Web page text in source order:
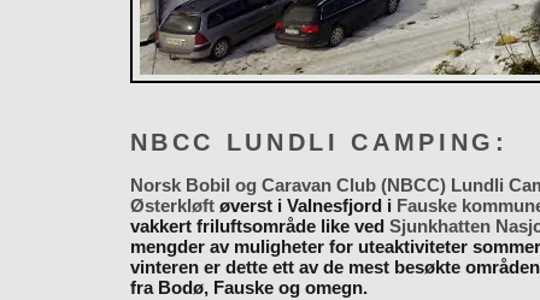
NBCC LUNDLI CAMPING:
Norsk Bobil og Caravan Club (NBCC) Lundli
Østerkløftøverst i Valnesfjord i Fauske
vakkert friluftsområde like ved Sjunkhatten
mengder av muligheter for uteaktiviteter
vinteren er dette ett av de mest besøkte
fra Bodø, Fauske og omegn.